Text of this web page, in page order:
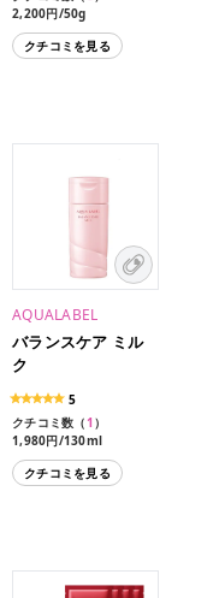
2,200円/50g
クチコミを見る
AQUALABEL
バランスケア ミル
ク
5
クチコミ数（1 ）
1,980円/130ml
1,760円/117ml（レフィ
ル）クチコミを見る